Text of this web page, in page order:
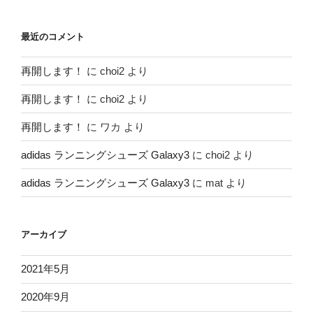
最近のコメント
再開します！ に choi2 より
再開します！ に choi2 より
再開します！ に ワカ より
adidas ランニングシューズ Galaxy3 に choi2 より
adidas ランニングシューズ Galaxy3 に mat より
アーカイブ
2021年5月
2020年9月